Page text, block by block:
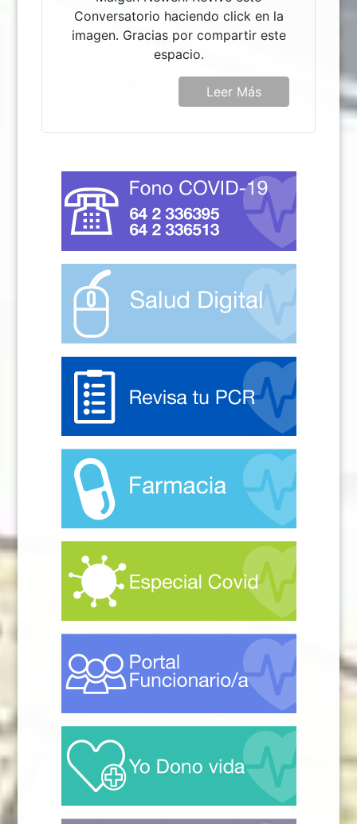
Conversatorio haciendo click en la
imagen. Gracias por compartir este
espacio.
Leer Más